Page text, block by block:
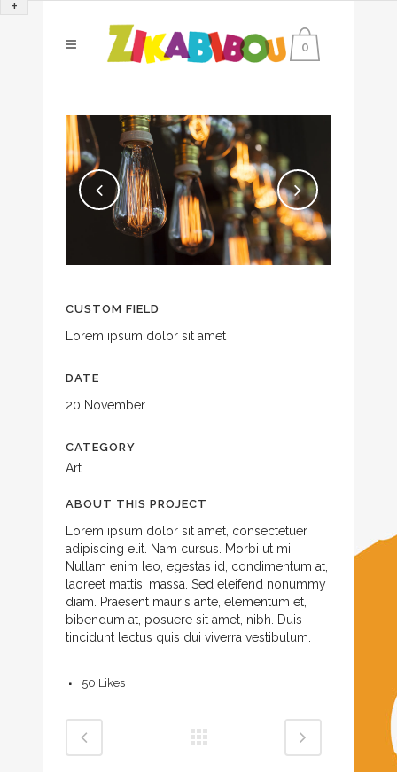
0
CUSTOM FIELD
Lorem ipsum dolor sit amet
DATE
20 November
CATEGORY
Art
ABOUT THIS PROJECT
Lorem ipsum dolor sit amet, consectetuer
adipiscing elit. Nam cursus. Morbi ut mi.
Nullam enim leo, egestas id, condimentum at,
laoreet mattis, massa. Sed eleifend nonummy
diam. Praesent mauris ante, elementum et,
bibendum at, posuere sit amet, nibh. Duis
tincidunt lectus quis dui viverra vestibulum.
50 Likes
+